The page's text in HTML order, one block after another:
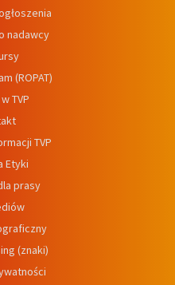
nadawcy
(ROPAT)
TVP
TVP
Etyki
prasy
(znaki)